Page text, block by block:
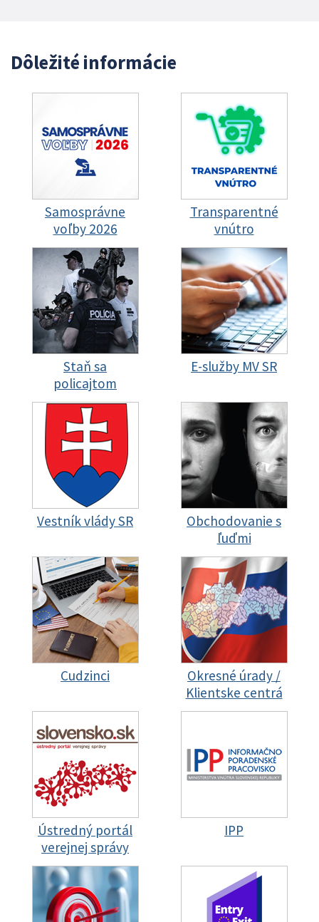
Dôležité informácie
Samosprávne
voľby 2026
Transparentné
vnútro
Staň sa
policajtom
E-služby MV SR
Vestník vlády SR
Obchodovanie s
ľuďmi
Cudzinci
Okresné úrady /
Klientske centrá
Ústredný portál
verejnej správy
IPP